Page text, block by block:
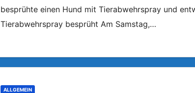
besprühte einen Hund mit Tierabwehrspray und
Tierabwehrspray besprüht Am Samstag,…
ALLGEMEIN